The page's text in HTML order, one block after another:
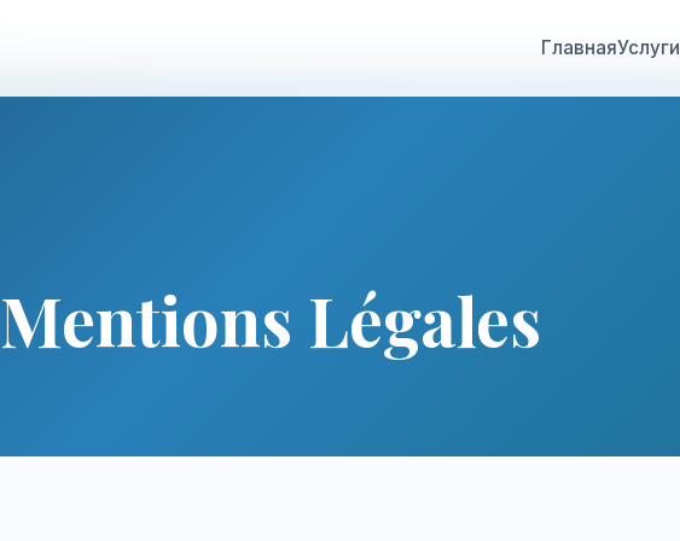
ГлавнаяУслуги
Mentions Légales